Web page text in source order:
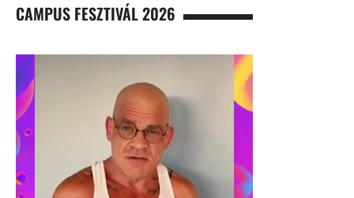
CAMPUS FESZTIVÁL 2026